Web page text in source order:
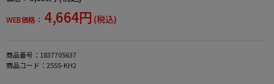
WEB価格： 4,664円 (税込)
商品番号： 1837705637
商品コード： 25SS-KH2